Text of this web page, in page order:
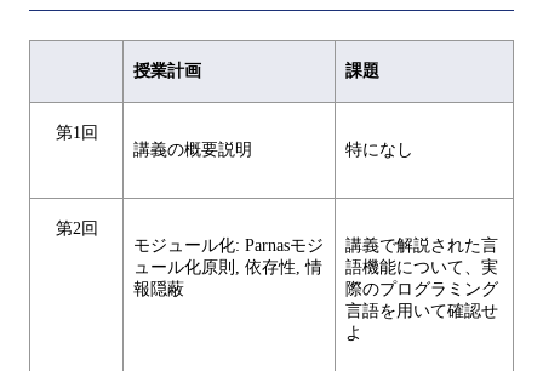
授業計画 課題
第1回
講義の概要説明
特になし
第2回
モジュール化: Parnasモジ
ュール化原則, 依存性, 情
報隠蔽
講義で解説された言
語機能について、実
際のプログラミング
言語を用いて確認せ
よ